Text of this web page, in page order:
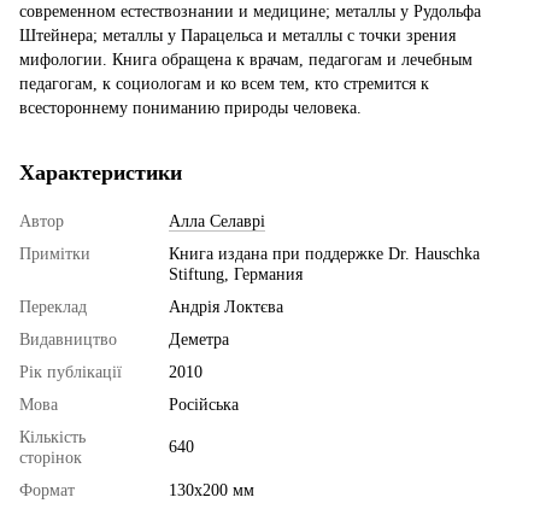
современном естествознании и медицине; металлы у Рудольфа
Штейнера; металлы у Парацельса и металлы с точки зрения
мифологии. Книга обращена к врачам, педагогам и лечебным
педагогам, к социологам и ко всем тем, кто стремится к
всестороннему пониманию природы человека.
Характеристики
Автор
Алла Селаврі
Примітки
Книга издана при поддержке Dr. Hauschka
Stiftung, Германия
Переклад
Андрія Локтєва
Видавництво
Деметра
Рік публікації
2010
Мова
Російська
Кількість
сторінок
640
Формат
130х200 мм